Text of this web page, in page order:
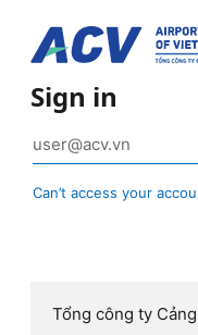
Sign in
Can’t access your
Tổng công ty